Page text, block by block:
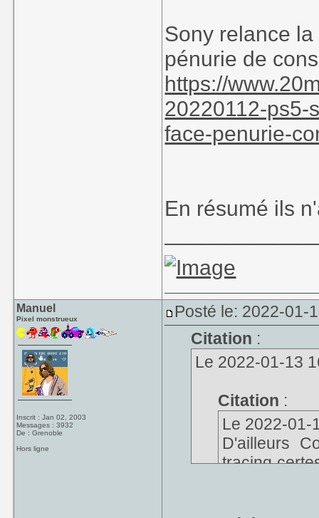
Sony relance
pénurie de
https://
20220112-ps5-
face-penurie-
En résumé ils
Manuel
Pixel monstrueux
Inscrit : Jan 02, 2003
Messages : 3932
De : Grenoble
Hors ligne
Posté le: 2022-01-
Citation :
Le 2022-01-13
Citation :
Le 2022-01-
D'ailleurs
tracing